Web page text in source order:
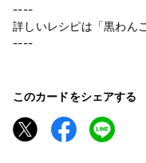
----
詳しいレシピは「黒わん
----
このカードをシェアする